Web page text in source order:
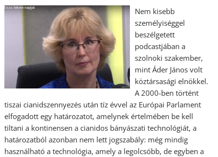
Nem kisebb
személyiséggel
beszélgetett
podcastjában a
szolnoki szakember,
mint Áder János volt
köztársasági elnökkel.
A 2000-ben történt
tiszai cianidszennyezés után tíz évvel az Európai Parlament
elfogadott egy határozatot, amelynek értelmében be kell
tiltani a kontinensen a cianidos bányászati technológiát, a
határozatból azonban nem lett jogszabály: még mindig
használható a technológia, amely a legolcsóbb, de egyben a